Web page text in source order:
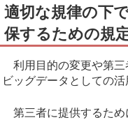
適切な規律の下
保するための規
利用目的の変更や第三
ビッグデータとしての活
第三者に提供するため